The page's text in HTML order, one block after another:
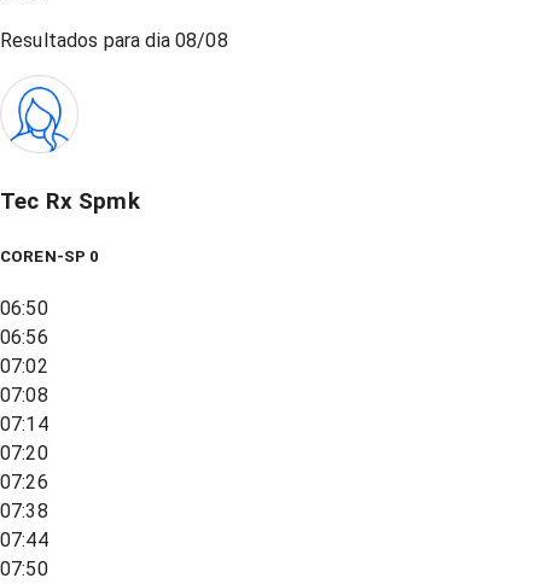
Resultados para dia08/08
Tec Rx Spmk
COREN-SP 0
06:50
06:56
07:02
07:08
07:14
07:20
07:26
07:38
07:44
07:50